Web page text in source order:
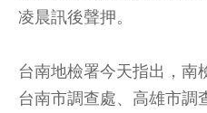
凌晨訊後聲押。
台南地檢署今天指出，南
台南市調查處、高雄市調